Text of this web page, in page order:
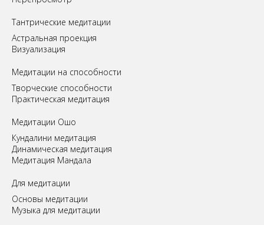
Tантрические медитации
Астральная проекция
Визуализация
Медитации на способности
Творческие способности
Практическая медитация
Медитации Ошо
Кундалини медитация
Динамическая медитация
Медитация Мандала
Для медитации
Основы медитации
Музыка для медитации